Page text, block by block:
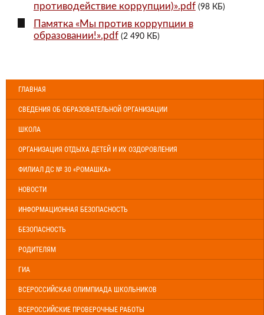
противодействие коррупции)».pdf (98 КБ)
Памятка «Мы против коррупции в
образовании!».pdf (2 490 КБ)
ГЛАВНАЯ
СВЕДЕНИЯ ОБ ОБРАЗОВАТЕЛЬНОЙ ОРГАНИЗАЦИИ
ШКОЛА
ОРГАНИЗАЦИЯ ОТДЫХА ДЕТЕЙ И ИХ ОЗДОРОВЛЕНИЯ
ФИЛИАЛ ДС № 30 «РОМАШКА»
НОВОСТИ
ИНФОРМАЦИОННАЯ БЕЗОПАСНОСТЬ
БЕЗОПАСНОСТЬ
РОДИТЕЛЯМ
ГИА
ВСЕРОССИЙСКАЯ ОЛИМПИАДА ШКОЛЬНИКОВ
ВСЕРОССИЙСКИЕ ПРОВЕРОЧНЫЕ РАБОТЫ